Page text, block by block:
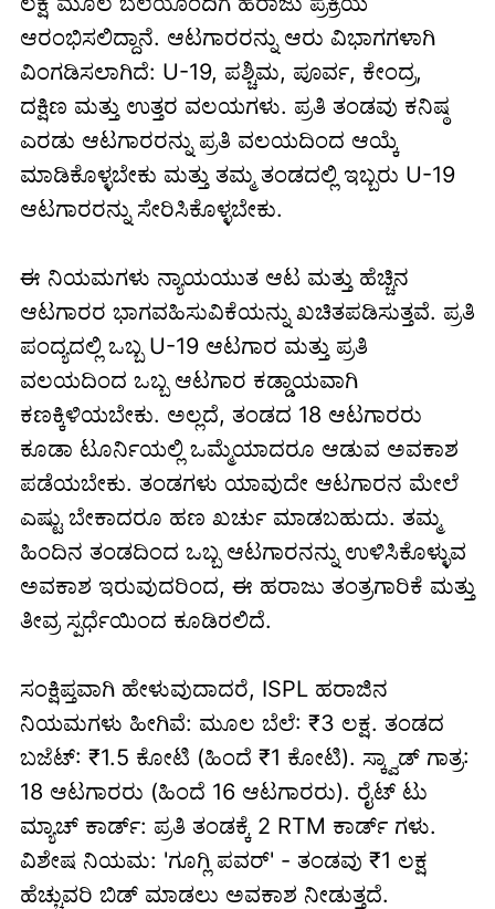
ಆರಂಭಿಸಲಿದ್ದಾನೆ. ಆಟಗಾರರನ್ನು ಆರು ವಿಭಾಗಗಳಾಗಿ
ವಿಂಗಡಿಸಲಾಗಿದೆ: U-19, ಪಶ್ಚಿಮ, ಪೂರ್ವ, ಕೇಂದ್ರ,
ದಕ್ಷಿಣ ಮತ್ತು ಉತ್ತರ ವಲಯಗಳು. ಪ್ರತಿ ತಂಡವು ಕನಿಷ್ಠ
ಎರಡು ಆಟಗಾರರನ್ನು ಪ್ರತಿ ವಲಯದಿಂದ ಆಯ್ಕೆ
ಮಾಡಿಕೊಳ್ಳಬೇಕು ಮತ್ತು ತಮ್ಮ ತಂಡದಲ್ಲಿ ಇಬ್ಬರು U-19
ಆಟಗಾರರನ್ನು ಸೇರಿಸಿಕೊಳ್ಳಬೇಕು.
ಈ ನಿಯಮಗಳು ನ್ಯಾಯಯುತ ಆಟ ಮತ್ತು ಹೆಚ್ಚಿನ
ಆಟಗಾರರ ಭಾಗವಹಿಸುವಿಕೆಯನ್ನು ಖಚಿತಪಡಿಸುತ್ತವೆ. ಪ್ರತಿ
ಪಂದ್ಯದಲ್ಲಿ ಒಬ್ಬ U-19 ಆಟಗಾರ ಮತ್ತು ಪ್ರತಿ
ವಲಯದಿಂದ ಒಬ್ಬ ಆಟಗಾರ ಕಡ್ಡಾಯವಾಗಿ
ಕಣಕ್ಕಿಳಿಯಬೇಕು. ಅಲ್ಲದೆ, ತಂಡದ 18 ಆಟಗಾರರು
ಕೂಡಾ ಟೂರ್ನಿಯಲ್ಲಿ ಒಮ್ಮೆಯಾದರೂ ಆಡುವ ಅವಕಾಶ
ಪಡೆಯಬೇಕು. ತಂಡಗಳು ಯಾವುದೇ ಆಟಗಾರನ ಮೇಲೆ
ಎಷ್ಟು ಬೇಕಾದರೂ ಹಣ ಖರ್ಚು ಮಾಡಬಹುದು. ತಮ್ಮ
ಹಿಂದಿನ ತಂಡದಿಂದ ಒಬ್ಬ ಆಟಗಾರನನ್ನು ಉಳಿಸಿಕೊಳ್ಳುವ
ಅವಕಾಶ ಇರುವುದರಿಂದ, ಈ ಹರಾಜು ತಂತ್ರಗಾರಿಕೆ ಮತ್ತು
ತೀವ್ರ ಸ್ಪರ್ಧೆಯಿಂದ ಕೂಡಿರಲಿದೆ.
ಸಂಕ್ಷಿಪ್ತವಾಗಿ ಹೇಳುವುದಾದರೆ, ISPL ಹರಾಜಿನ
ನಿಯಮಗಳು ಹೀಗಿವೆ: ಮೂಲ ಬೆಲೆ: ₹3 ಲಕ್ಷ. ತಂಡದ
ಬಜೆಟ್: ₹1.5 ಕೋಟಿ (ಹಿಂದೆ ₹1 ಕೋಟಿ). ಸ್ಕ್ವಾಡ್ ಗಾತ್ರ:
18 ಆಟಗಾರರು (ಹಿಂದೆ 16 ಆಟಗಾರರು). ರೈಟ್ ಟು
ಮ್ಯಾಚ್ ಕಾರ್ಡ್: ಪ್ರತಿ ತಂಡಕ್ಕೆ 2 RTM ಕಾರ್ಡ್ ಗಳು.
ವಿಶೇಷ ನಿಯಮ: 'ಗೂಗ್ಲಿ ಪವರ್' - ತಂಡವು ₹1 ಲಕ್ಷ
ಹೆಚ್ಚುವರಿ ಬಿಡ್ ಮಾಡಲು ಅವಕಾಶ ನೀಡುತ್ತದೆ.